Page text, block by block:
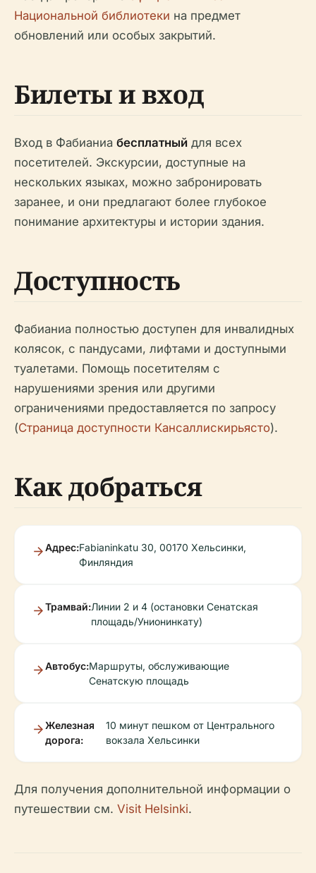
Национальной библиотеки на предмет
обновлений или особых закрытий.
Билеты и вход
Вход в Фабианиа бесплатный для всех
посетителей. Экскурсии, доступные на
нескольких языках, можно забронировать
заранее, и они предлагают более глубокое
понимание архитектуры и истории здания.
Доступность
Фабианиа полностью доступен для инвалидных
колясок, с пандусами, лифтами и доступными
туалетами. Помощь посетителям с
нарушениями зрения или другими
ограничениями предоставляется по запросу
(Страница доступности Кансаллискирьясто).
Как добраться
Адрес:Fabianinkatu 30, 00170 Хельсинки,
Финляндия
Трамвай:Линии 2 и 4 (остановки Сенатская
площадь/Унионинкату)
Автобус:Маршруты, обслуживающие
Сенатскую площадь
Железная
дорога:
10 минут пешком от Центрального
вокзала Хельсинки
Для получения дополнительной информации о
путешествии см. Visit Helsinki.